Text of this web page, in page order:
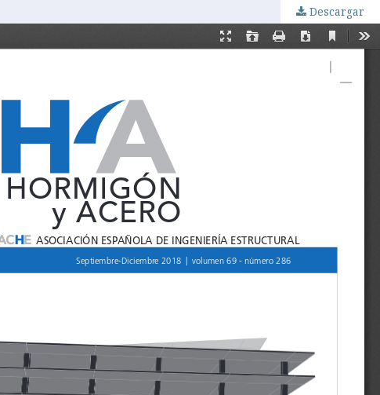
Descargar